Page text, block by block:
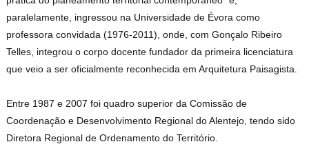
paralelamente, ingressou na Universidade de Évora como
professora convidada (1976-2011), onde, com Gonçalo Ribeiro
Telles, integrou o corpo docente fundador da primeira licenciatura
que veio a ser oficialmente reconhecida em Arquitetura Paisagista.
Entre 1987 e 2007 foi quadro superior da Comissão de
Coordenação e Desenvolvimento Regional do Alentejo, tendo sido
Diretora Regional de Ordenamento do Território.